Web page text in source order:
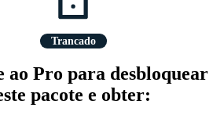
Trancado
ao Pro para desbloquear
pacote e obter: